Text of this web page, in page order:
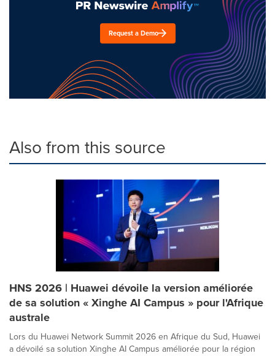
Request a Demo
Also from this source
HNS 2026 | Huawei dévoile la version améliorée
de sa solution « Xinghe AI Campus » pour l'Afrique
australe
Lors du Huawei Network Summit 2026 en Afrique du Sud, Huawei
a dévoilé sa solution Xinghe AI Campus améliorée pour la région